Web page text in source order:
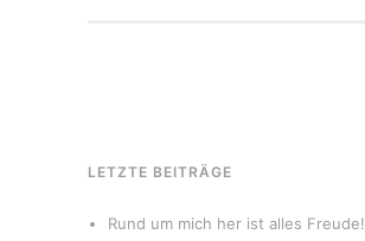
LETZTE BEITRÄGE
Rund um mich her ist alles Freude!